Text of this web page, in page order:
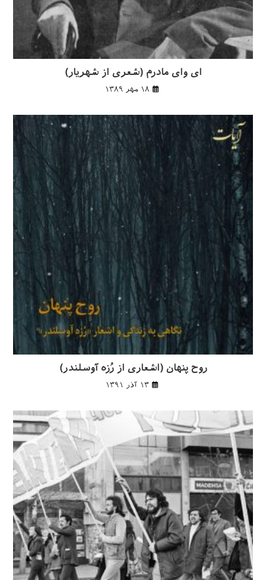
ای وای مادرم (شعری از شهریار)
۱۸ مهر ۱۳۸۹
روح پنهان (اشعاری از رُزه آوسلندر)
۱۳ آذر ۱۳۹۱